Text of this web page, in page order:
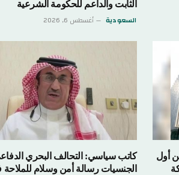
الثابت والداعم للحكومة الشرعية
السعودية أغسطس 6, 2026
كاتب سياسي: التحالف البحري الدفاعي
الجنسيات رسالة أمن وسلام للملاحة في